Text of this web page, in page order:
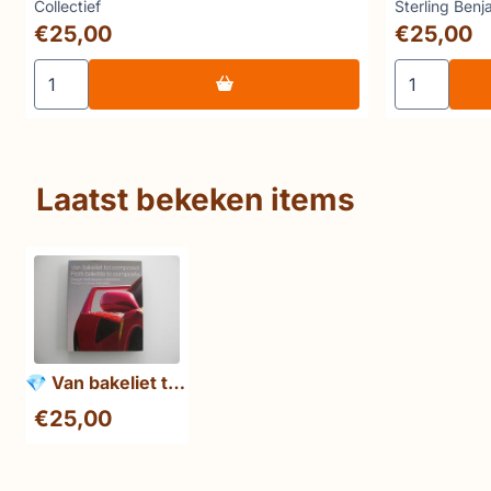
Merk:
Collectief
Prijs: 25,00
€25,00
Aantal kiezen voor 💎 Azulejos (Europalia Portugal 91)
Merk:
Sterling
Prijs: 25,00
€25,00
Aantal
Laatst bekeken items
💎 Van bakeliet tot
met nieuwe
€25,00